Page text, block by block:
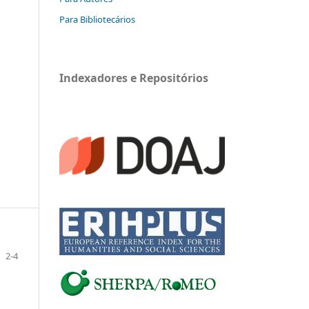
2-4
Para Bibliotecários
Indexadores e Repositórios